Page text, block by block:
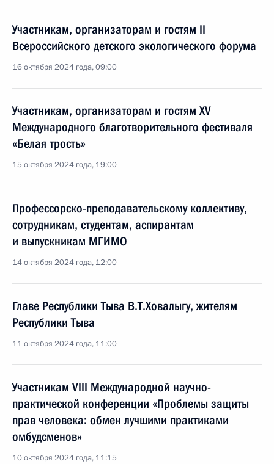
Участникам, организаторам и гостям II
Всероссийского детского экологического форума
16 октября 2024 года, 09:00
Участникам, организаторам и гостям XV
Международного благотворительного фестиваля
«Белая трость»
15 октября 2024 года, 19:00
Профессорско-преподавательскому коллективу,
сотрудникам, студентам, аспирантам
и выпускникам МГИМО
14 октября 2024 года, 12:00
Главе Республики Тыва В.Т.Ховалыгу, жителям
Республики Тыва
11 октября 2024 года, 11:00
Участникам VIII Международной научно-
практической конференции «Проблемы защиты
прав человека: обмен лучшими практиками
омбудсменов»
10 октября 2024 года, 11:15